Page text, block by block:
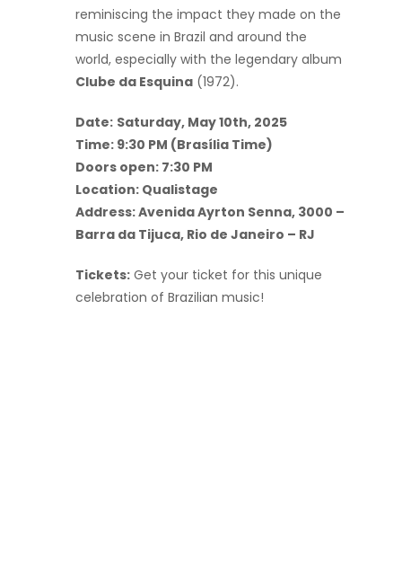
reminiscing the impact they made on the
music scene in Brazil and around the
world, especially with the legendary album
Clube da Esquina (1972).
Date: Saturday, May 10th, 2025
Time: 9:30 PM (Brasília Time)
Doors open: 7:30 PM
Location: Qualistage
Address: Avenida Ayrton Senna, 3000 –
Barra da Tijuca, Rio de Janeiro – RJ
Tickets: Get your ticket for this unique
celebration of Brazilian music!